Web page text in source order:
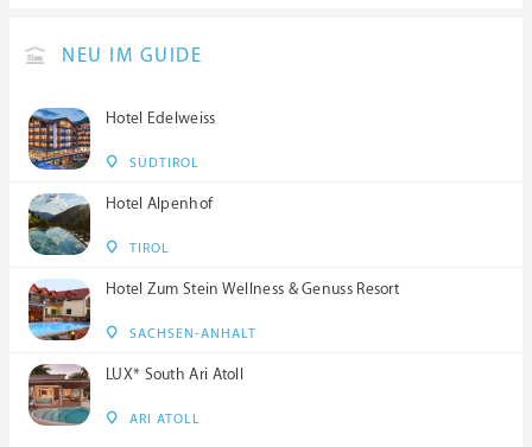
NEU IM GUIDE
Hotel Edelweiss
SÜDTIROL
Hotel Alpenhof
TIROL
Hotel Zum Stein Wellness & Genuss Resort
SACHSEN-ANHALT
LUX* South Ari Atoll
ARI ATOLL